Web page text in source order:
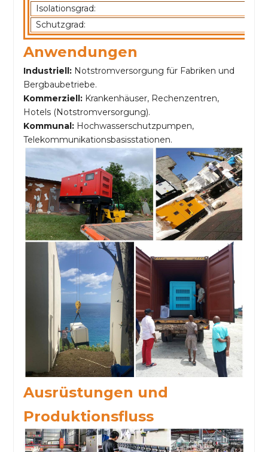
Isolationsgrad:
Schutzgrad:
Anwendungen
Industriell: Notstromversorgung für Fabriken und
Bergbaubetriebe.
Kommerziell: Krankenhäuser, Rechenzentren,
Hotels (Notstromversorgung).
Kommunal: Hochwasserschutzpumpen,
Telekommunikationsbasisstationen.
Ausrüstungen und
Produktionsfluss